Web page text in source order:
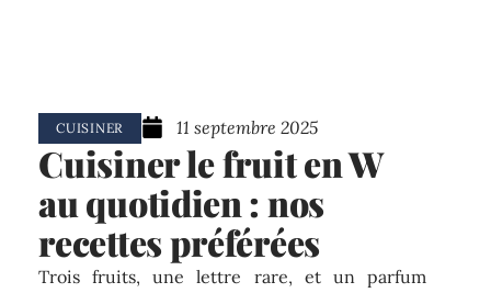
CUISINER 11 septembre 2025
Cuisiner le fruit en W
au quotidien : nos
recettes préférées
Trois fruits, une lettre rare, et un parfum